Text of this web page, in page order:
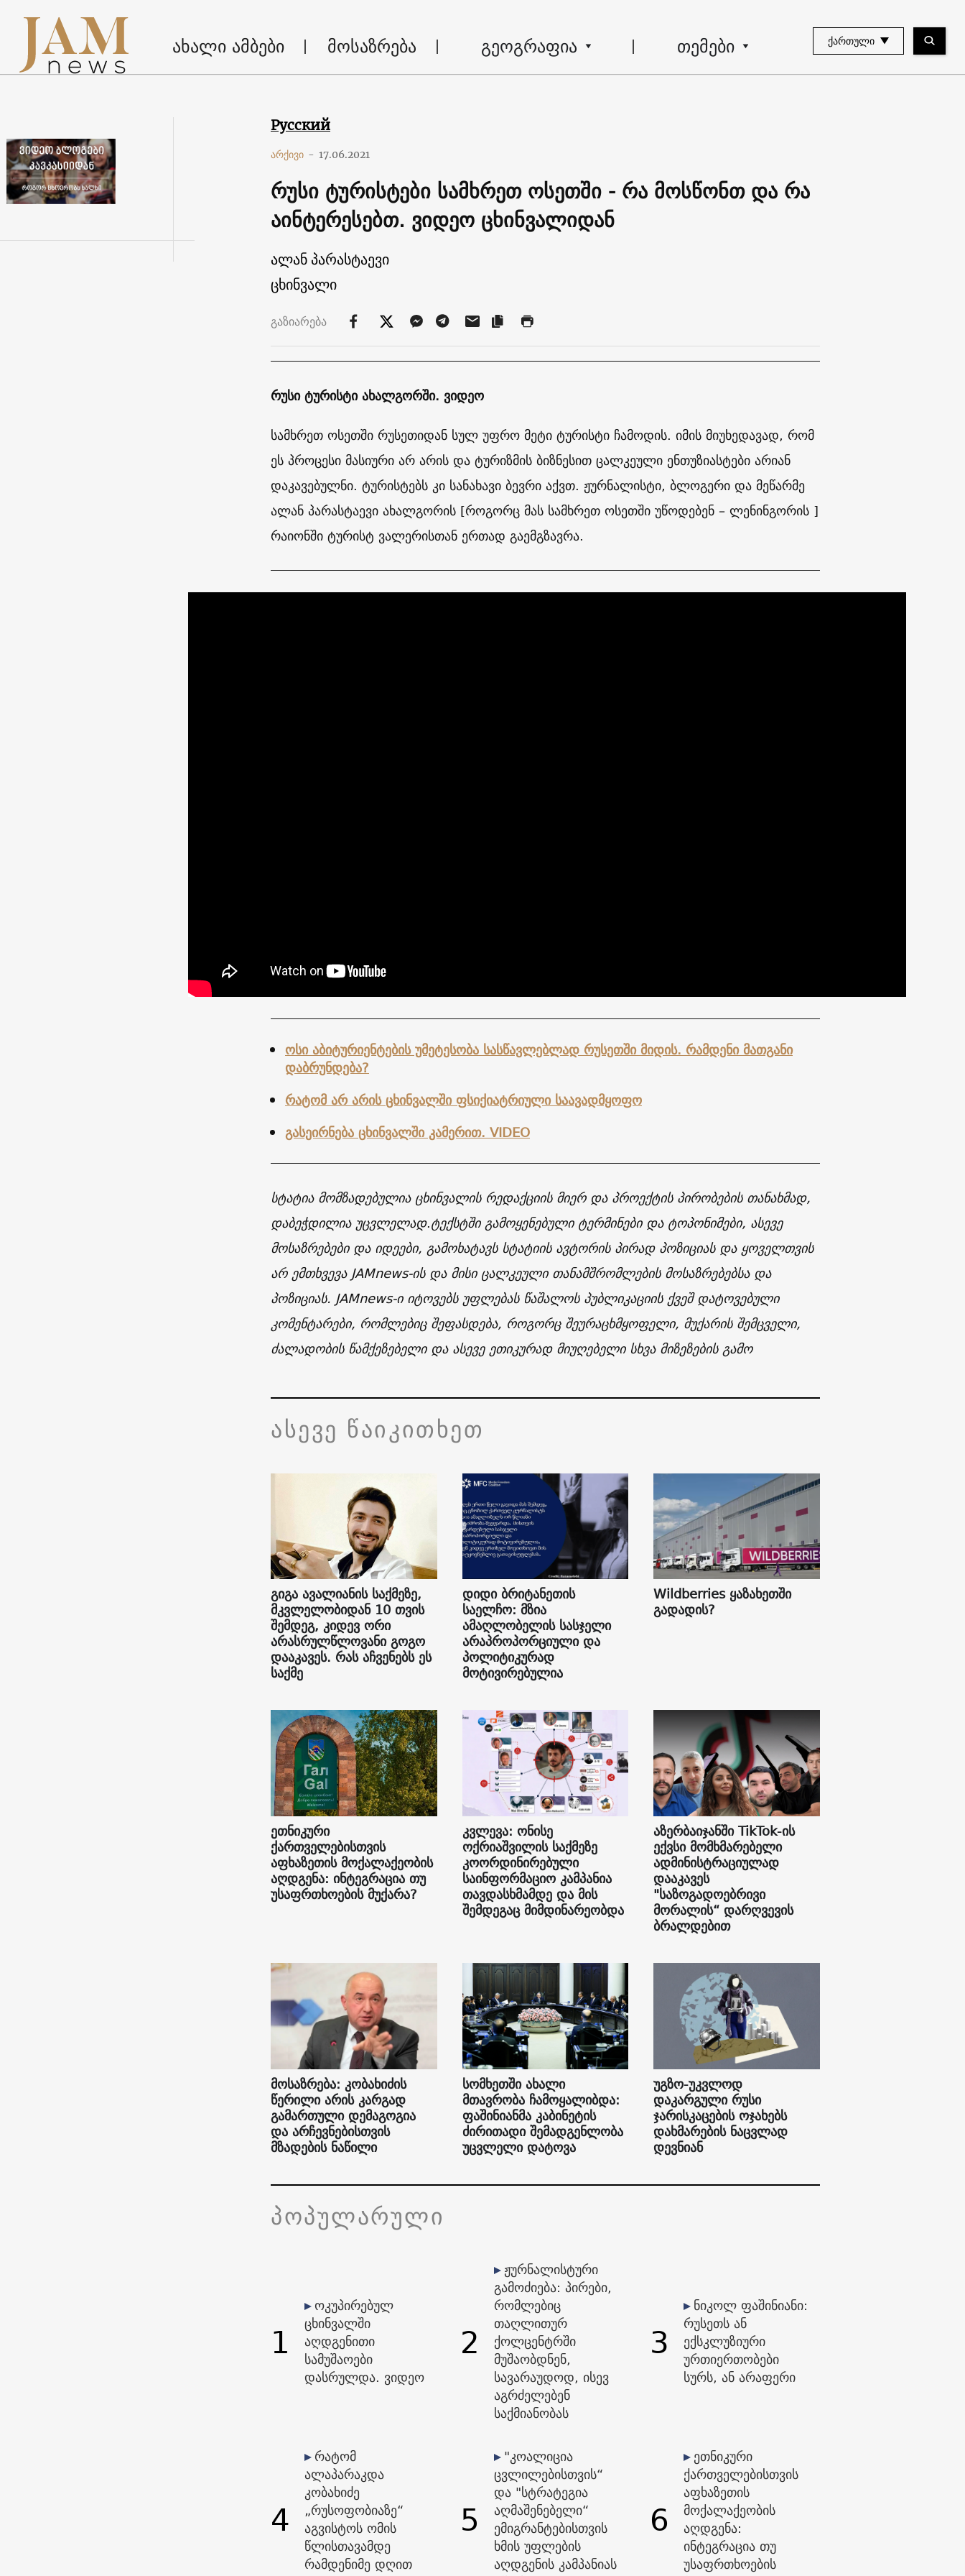
ახალი ამბები მოსაზრება გეოგრაფია თემები ᲥᲐᲠᲗᲣᲚᲘ
Русский
არქივი - 17.06.2021
რუსი ტურისტები სამხრეთ ოსეთში - რა მოსწონთ და რა
აინტერესებთ. ვიდეო ცხინვალიდან
ალან პარასტაევი
ცხინვალი
გაზიარება
რუსი ტურისტი ახალგორში. ვიდეო
სამხრეთ ოსეთში რუსეთიდან სულ უფრო მეტი ტურისტი ჩამოდის. იმის მიუხედავად, რომ
ეს პროცესი მასიური არ არის და ტურიზმის ბიზნესით ცალკეული ენთუზიასტები არიან
დაკავებულნი. ტურისტებს კი სანახავი ბევრი აქვთ. ჟურნალისტი, ბლოგერი და მეწარმე
ალან პარასტაევი ახალგორის [როგორც მას სამხრეთ ოსეთში უწოდებენ – ლენინგორის ]
რაიონში ტურისტ ვალერისთან ერთად გაემგზავრა.
ოსი აბიტურიენტების უმეტესობა სასწავლებლად რუსეთში მიდის. რამდენი მათგანი
დაბრუნდება?
რატომ არ არის ცხინვალში ფსიქიატრიული საავადმყოფო
გასეირნება ცხინვალში კამერით. VIDEO
სტატია მომზადებულია ცხინვალის რედაქციის მიერ და პროექტის პირობების თანახმად,
დაბეჭდილია უცვლელად.ტექსტში გამოყენებული ტერმინები და ტოპონიმები, ასევე
მოსაზრებები და იდეები, გამოხატავს სტატიის ავტორის პირად პოზიციას და ყოველთვის
არ ემთხვევა JAMnews-ის და მისი ცალკეული თანამშრომლების მოსაზრებებსა და
პოზიციას. JAMnews-ი იტოვებს უფლებას წაშალოს პუბლიკაციის ქვეშ დატოვებული
კომენტარები, რომლებიც შეფასდება, როგორც შეურაცხმყოფელი, მუქარის შემცველი,
ძალადობის წამქეზებელი და ასევე ეთიკურად მიუღებელი სხვა მიზეზების გამო
ასევე წაიკითხეთ
გიგა ავალიანის საქმეზე,
მკვლელობიდან 10 თვის
შემდეგ, კიდევ ორი
არასრულწლოვანი გოგო
დააკავეს. რას აჩვენებს ეს
საქმე
დიდი ბრიტანეთის
საელჩო: მზია
ამაღლობელის სასჯელი
არაპროპორციული და
პოლიტიკურად
მოტივირებულია
Wildberries ყაზახეთში
გადადის?
ეთნიკური
ქართველებისთვის
აფხაზეთის მოქალაქეობის
აღდგენა: ინტეგრაცია თუ
უსაფრთხოების მუქარა?
კვლევა: ონისე
ოქრიაშვილის საქმეზე
კოორდინირებული
საინფორმაციო კამპანია
თავდასხმამდე და მის
შემდეგაც მიმდინარეობდა
აზერბაიჯანში TikTok-ის
ექვსი მომხმარებელი
ადმინისტრაციულად
დააკავეს
"საზოგადოებრივი
მორალის“ დარღვევის
ბრალდებით
მოსაზრება: კობახიძის
წერილი არის კარგად
გამართული დემაგოგია
და არჩევნებისთვის
მზადების ნაწილი
სომხეთში ახალი
მთავრობა ჩამოყალიბდა:
ფაშინიანმა კაბინეტის
ძირითადი შემადგენლობა
უცვლელი დატოვა
უგზო-უკვლოდ
დაკარგული რუსი
ჯარისკაცების ოჯახებს
დახმარების ნაცვლად
დევნიან
პოპულარული
1
ოკუპირებულ
ცხინვალში
აღდგენითი
სამუშაოები
დასრულდა. ვიდეო
2
ჟურნალისტური
გამოძიება: პირები,
რომლებიც
თაღლითურ
ქოლცენტრში
მუშაობდნენ,
სავარაუდოდ, ისევ
აგრძელებენ
საქმიანობას
3
ნიკოლ ფაშინიანი:
რუსეთს ან
ექსკლუზიური
ურთიერთობები
სურს, ან არაფერი
4
რატომ
ალაპარაკდა
კობახიძე
„რუსოფობიაზე“
აგვისტოს ომის
წლისთავამდე
რამდენიმე დღით
5
"კოალიცია
ცვლილებისთვის“
და "სტრატეგია
აღმაშენებელი“
ემიგრანტებისთვის
ხმის უფლების
აღდგენის კამპანიას
6
ეთნიკური
ქართველებისთვის
აფხაზეთის
მოქალაქეობის
აღდგენა:
ინტეგრაცია თუ
უსაფრთხოების